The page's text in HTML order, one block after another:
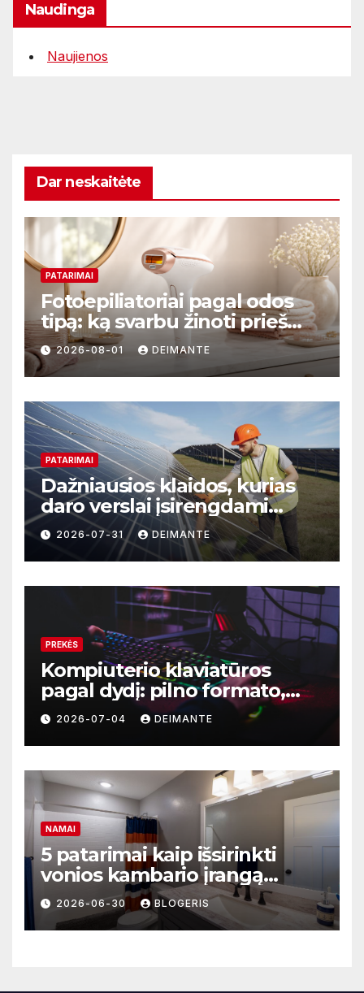
Naudinga
Naujienos
Dar neskaitėte
PATARIMAI
Fotoepiliatoriai pagal odos
tipą: ką svarbu žinoti prieš
perkant?
2026-08-01 DEIMANTE
PATARIMAI
Dažniausios klaidos, kurias
daro verslai įsirengdami
saulės elektrinę
2026-07-31 DEIMANTE
PREKĖS
Kompiuterio klaviatūros
pagal dydį: pilno formato,
TKL ar kompaktiškas
modelis?
2026-07-04 DEIMANTE
NAMAI
5 patarimai kaip išsirinkti
vonios kambario įrangą
mažoms erdvėms
2026-06-30 BLOGERIS